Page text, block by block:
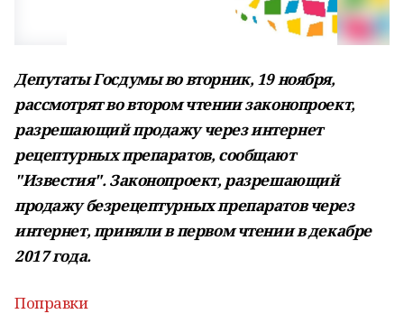
Депутаты Госдумы во вторник, 19 ноября,
рассмотрят во втором чтении законопроект,
разрешающий продажу через интернет
рецептурных препаратов, сообщают
"Известия". Законопроект, разрешающий
продажу безрецептурных препаратов через
интернет, приняли в первом чтении в декабре
2017 года.
Поправки